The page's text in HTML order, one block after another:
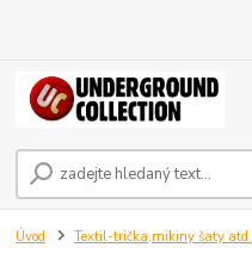
Úvod Textil-trička,mikiny šaty atd.